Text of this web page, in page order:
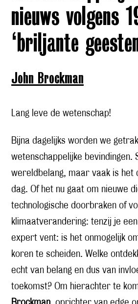
nieuws volgens
‘briljante
John Brockman
Lang leve de wetenschap!
Bijna dagelijks worden we
wetenschappelijke bevindingen.
wereldbelang, maar vaak is het
dag. Of het nu gaat om nieuwe
technologische doorbraken of
klimaatverandering: tenzij je
expert vent: is het onmogelijk
koren te scheiden. Welke
echt van belang en dus van
toekomst? Om hierachter te